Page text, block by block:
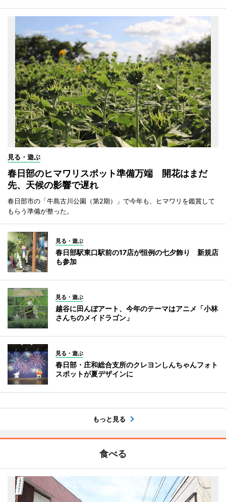
見る・遊ぶ
春日部のヒマワリスポット準備万端 開花はまだ
先、天候の影響で遅れ
春日部市の「牛島古川公園（第2期）」で今年も、ヒマワリを鑑賞して
もらう準備が整った。
見る・遊ぶ
春日部駅東口駅前の17店が恒例の七夕飾り 新規店
も参加
見る・遊ぶ
越谷に田んぼアート、今年のテーマはアニメ「小林
さんちのメイドラゴン」
見る・遊ぶ
春日部・庄和総合支所のクレヨンしんちゃんフォト
スポットが夏デザインに
もっと見る
食べる